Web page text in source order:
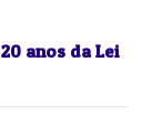
anos da Lei